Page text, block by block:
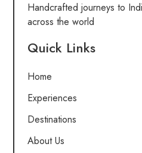
Handcrafted journeys to
across the world
Quick Links
Home
Experiences
Destinations
About Us